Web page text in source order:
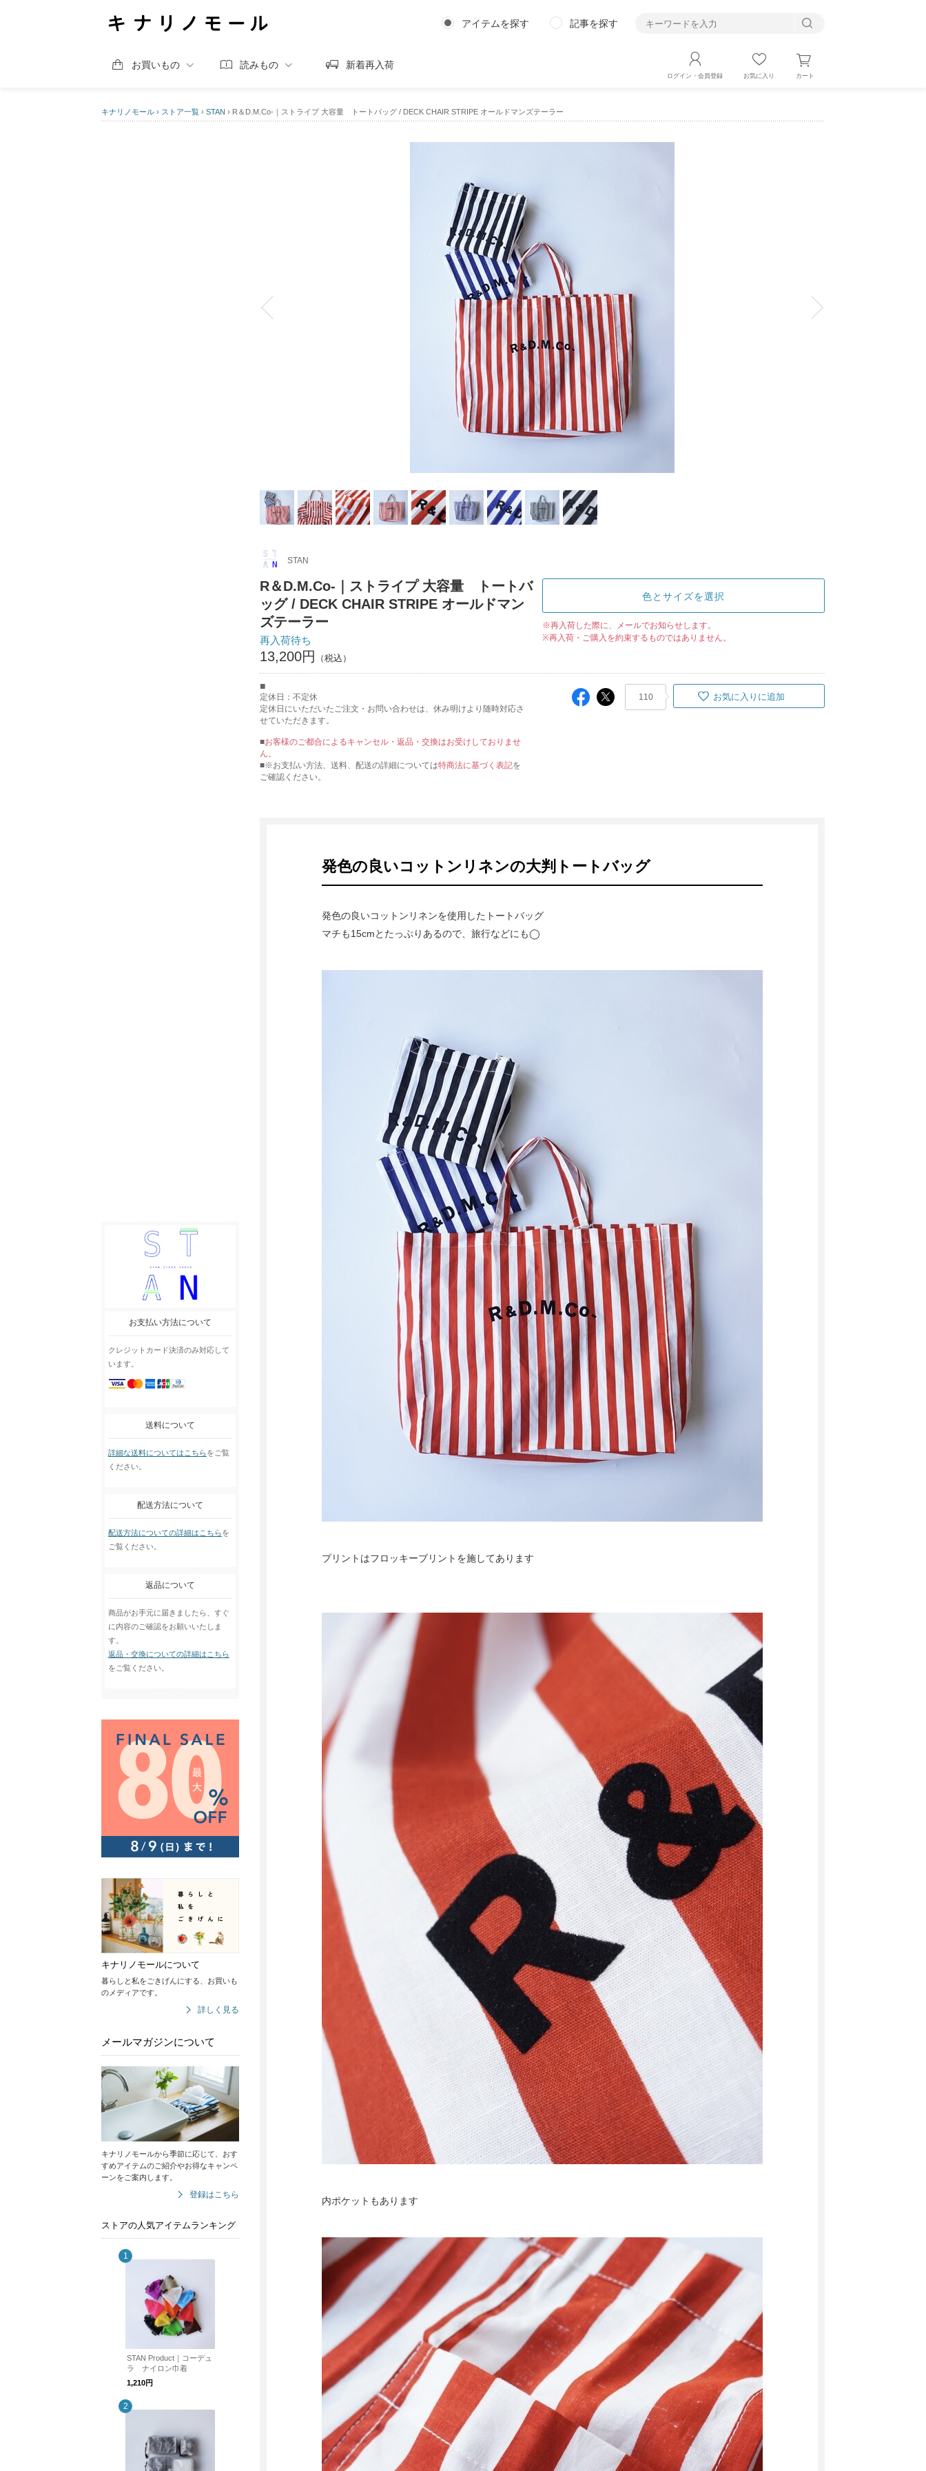
アイテムを探す 記事を探す
お買いもの 読みもの 新着再入荷
ログイン・会員登録 お気に入り カート
キナリノモール › ストア一覧 › STAN › R＆D.M.Co-｜ストライプ 大容量 トートバッグ / DECK CHAIR STRIPE オールドマンズテーラー
お支払い方法について
クレジットカード決済のみ対応して
います。
送料について
詳細な送料についてはこちらをご覧
ください。
配送方法について
配送方法についての詳細はこちらを
ご覧ください。
返品について
商品がお手元に届きましたら、すぐ
に内容のご確認をお願いいたしま
す。
返品・交換についての詳細はこちら
をご覧ください。
キナリノモールについて
暮らしと私をごきげんにする、お買いも
のメディアです。
詳しく見る
メールマガジンについて
キナリノモールから季節に応じて、おす
すめアイテムのご紹介やお得なキャンペ
ーンをご案内します。
登録はこちら
ストアの人気アイテムランキング
STAN Product｜コーデュ
ラ ナイロン巾着
1,210円
STAN
R＆D.M.Co-｜ストライプ 大容量 トートバ
ッグ / DECK CHAIR STRIPE オールドマン
ズテーラー
再入荷待ち
13,200円
色とサイズを選択
※再入荷した際に、メールでお知らせします。
※再入荷・ご購入を約束するものではありません。
定休日：不定休
定休日にいただいたご注文・お問い合わせは、休み明けより随時対応さ
せていただきます。
■お客様のご都合によるキャンセル・返品・交換はお受けしておりませ
ん。
■※お支払い方法、送料、配送の詳細については特商法に基づく表記を
ご確認ください。
110 お気に入りに追加
発色の良いコットンリネンの大判トートバッグ
発色の良いコットンリネンを使用したトートバッグ
マチも15cmとたっぷりあるので、旅行などにも◯
プリントはフロッキーブリントを施してあります
内ポケットもあります